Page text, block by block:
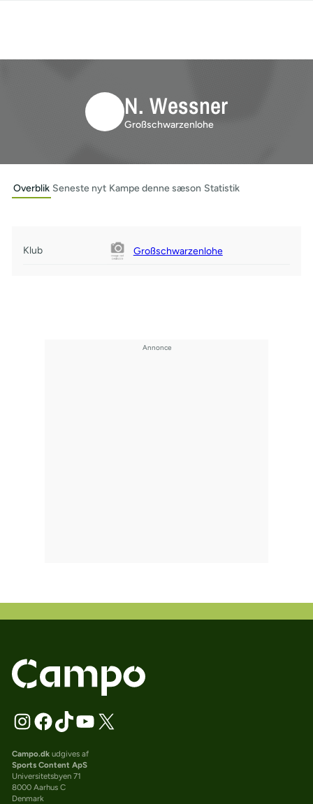
N. Wessner
Großschwarzenlohe
Overblik Seneste nyt Kampe denne sæson Statistik
Klub Großschwarzenlohe
Campo.dkudgives af
Sports Content ApS
Universitetsbyen 71
8000 Aarhus C
Denmark